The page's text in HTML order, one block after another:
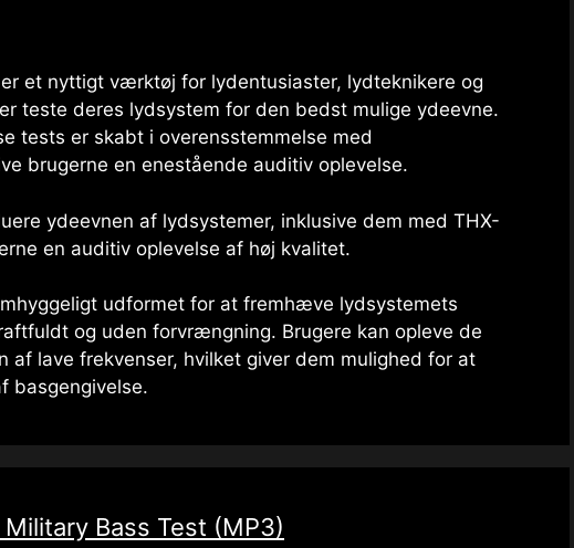
et nyttigt værktøj for lydentusiaster, lydteknikere og
teste deres lydsystem for den bedst mulige ydeevne.
tests er skabt i overensstemmelse med
brugerne en enestående auditiv oplevelse.
ydeevnen af ​​lydsystemer, inklusive dem med THX-
en auditiv oplevelse af høj kvalitet.
udformet for at fremhæve lydsystemets
og uden forvrængning. Brugere kan opleve de
af ​​lave frekvenser, hvilket giver dem mulighed for at
​​basgengivelse.
Military Bass Test (MP3)